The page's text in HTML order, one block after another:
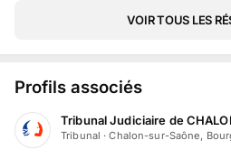
VOIR TOUS LES
Profils associés
Tribunal Judiciaire de
Tribunal ·Chalon-sur-Saône,